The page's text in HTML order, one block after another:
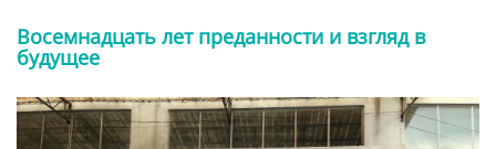
Восемнадцать лет преданности и взгляд в
будущее